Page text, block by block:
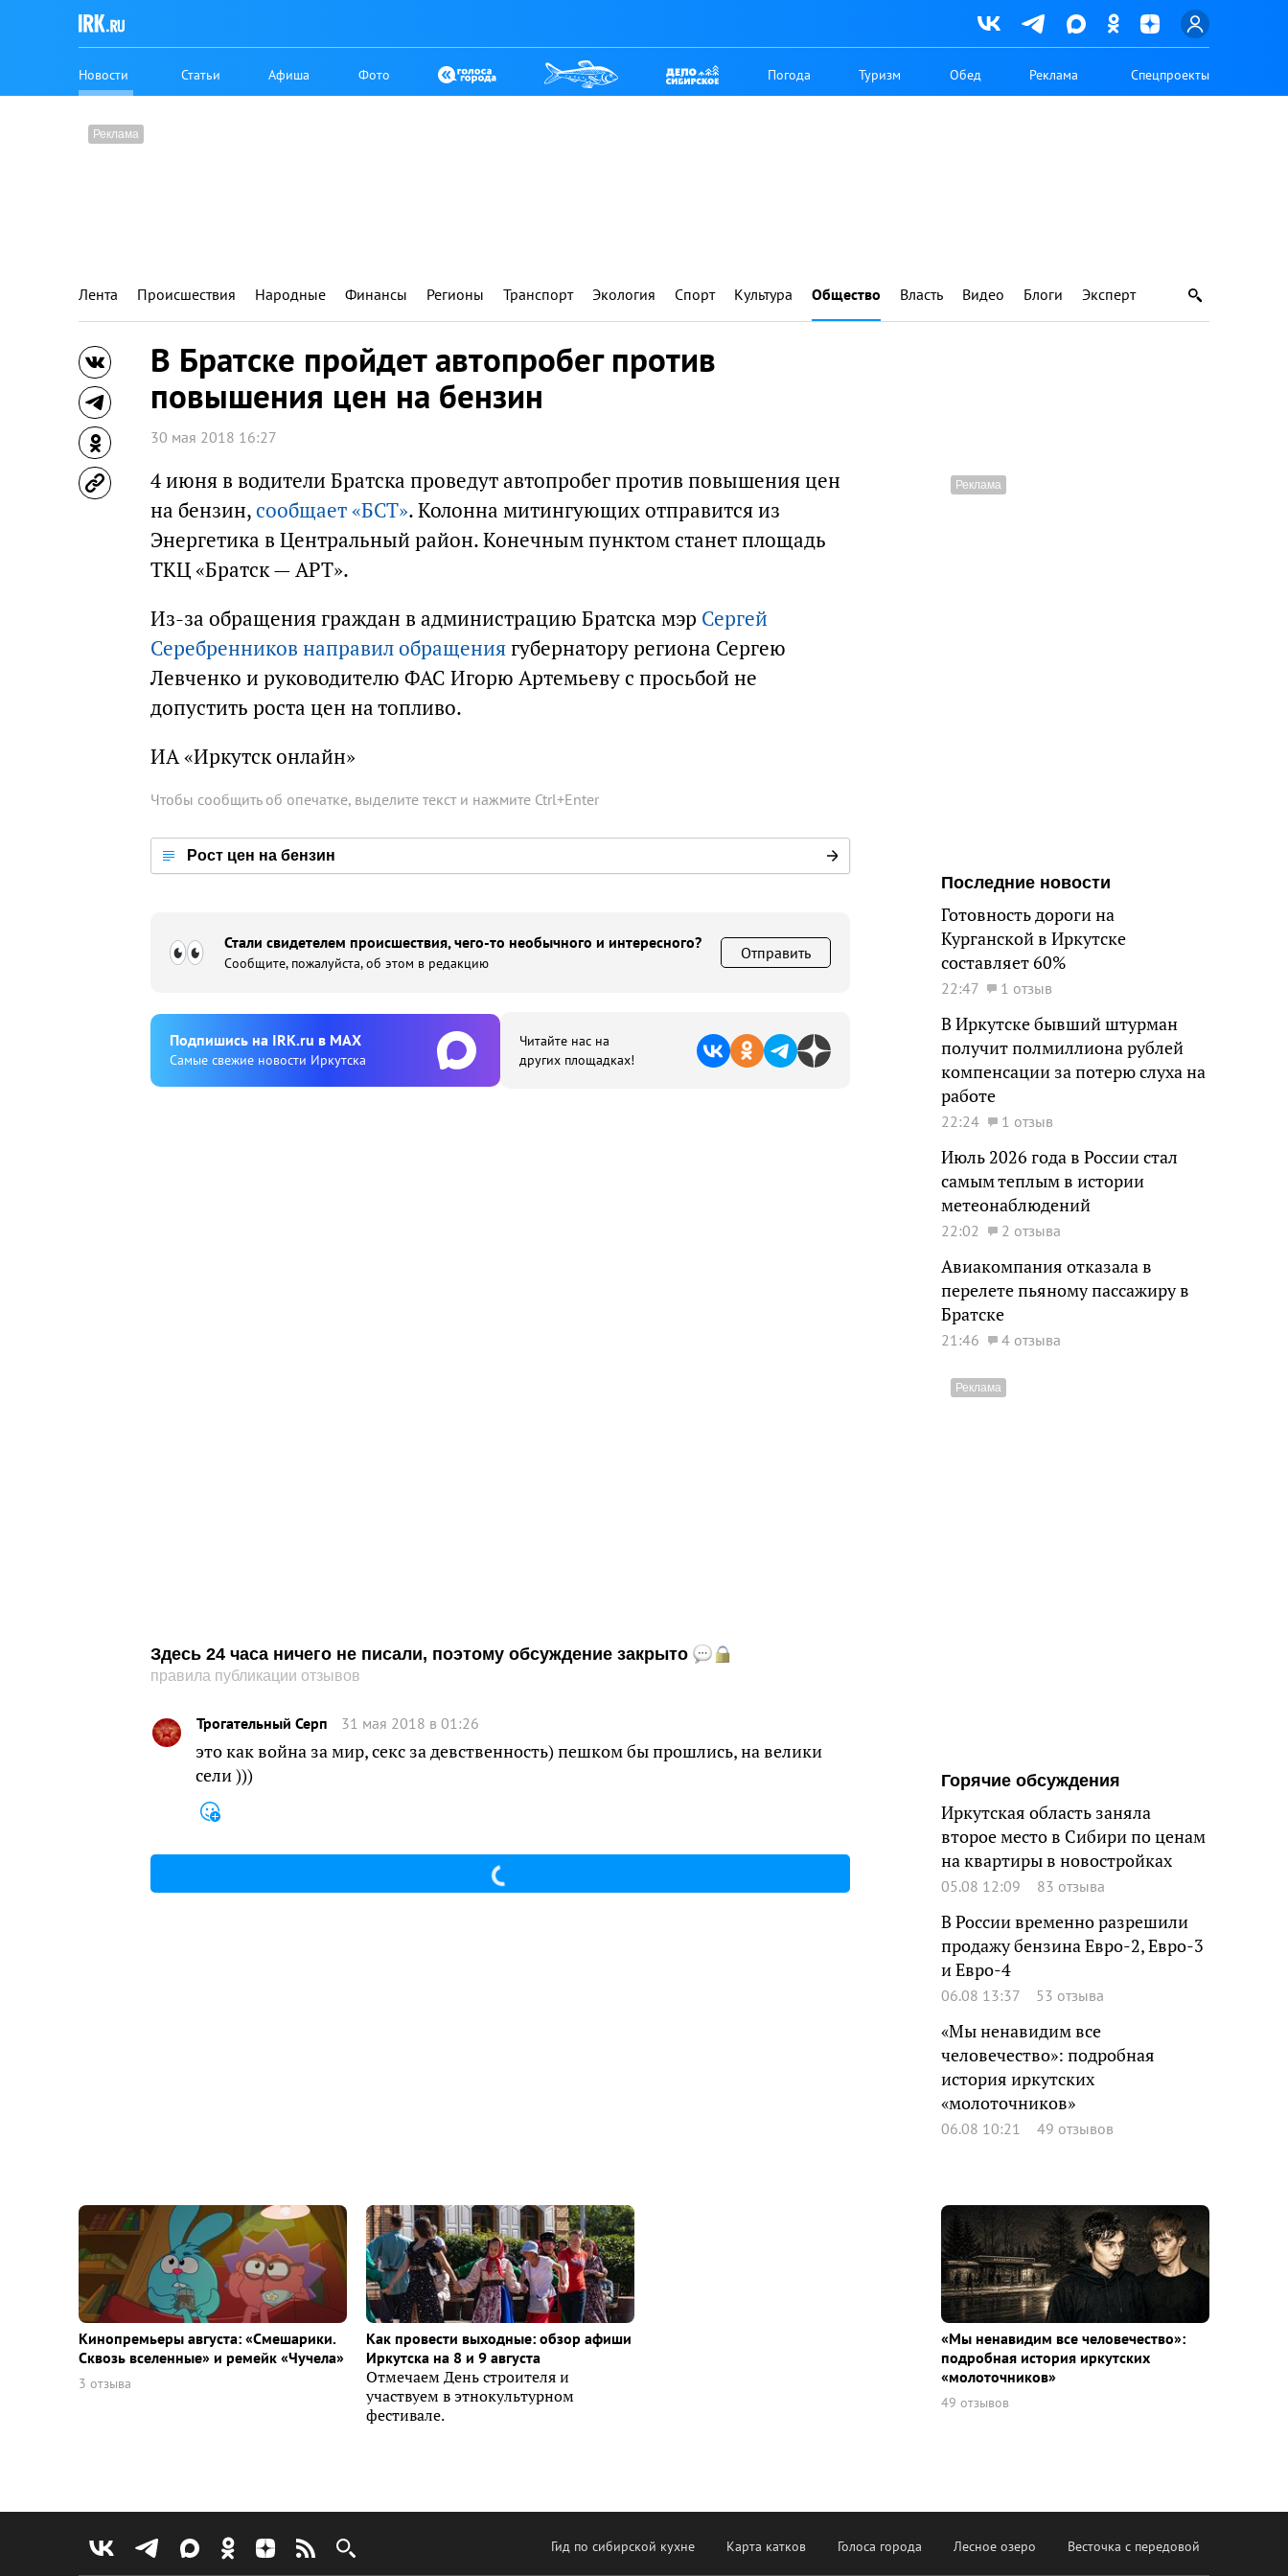
Новости Статьи Афиша Фото Погода Туризм Обед Реклама Спецпроекты
Лента Происшествия Народные Финансы Регионы Транспорт Экология Спорт Культура Общество Власть Видео Блоги Эксперт
В Братске пройдет автопробег против
повышения цен на бензин
30 мая 2018 16:27
4 июня в водители Братска проведут автопробег против повышения цен
на бензин,сообщает «БСТ». Колонна митингующих отправится из
Энергетика в Центральный район. Конечным пунктом станет площадь
ТКЦ «Братск — АРТ».
Из-за обращения граждан в администрацию Братска мэр Сергей
Серебренников направил обращениягубернатору региона Сергею
Левченко и руководителю ФАС Игорю Артемьеву с просьбой не
допустить роста цен на топливо.
ИА «Иркутск онлайн»
Чтобы сообщить об опечатке, выделите текст и нажмите Ctrl+Enter
Рост цен на бензин
Стали свидетелем происшествия, чего-то необычного и интересного?
Сообщите, пожалуйста, об этом в редакцию
Отправить
Подпишиcь на IRK.ru в MAX
Cамые свежие новости Иркутска
Читайте нас на
других площадках!
Здесь 24 часа ничего не писали, поэтому обсуждение закрыто
правила публикации отзывов
Трогательный Серп 31 мая 2018 в 01:26
это как война за мир, секс за девственность) пешком бы прошлись, на велики
сели )))
Последние новости
Готовность дороги на
Курганской в Иркутске
составляет 60%
22:47 1 отзыв
В Иркутске бывший штурман
получит полмиллиона рублей
компенсации за потерю слуха на
работе
22:24 1 отзыв
Июль 2026 года в России стал
самым теплым в истории
метеонаблюдений
22:02 2 отзыва
Авиакомпания отказала в
перелете пьяному пассажиру в
Братске
21:46 4 отзыва
Горячие обсуждения
Иркутская область заняла
второе место в Сибири по ценам
на квартиры в новостройках
05.08 12:09 83 отзыва
В России временно разрешили
продажу бензина Евро-2, Евро-3
и Евро-4
06.08 13:37 53 отзыва
«Мы ненавидим все
человечество»: подробная
история иркутских
«молоточников»
06.08 10:21 49 отзывов
Кинопремьеры августа: «Смешарики.
Сквозь вселенные» и ремейк «Чучела»
3 отзыва
Как провести выходные: обзор афиши
Иркутска на 8 и 9 августа
Отмечаем День строителя и
участвуем в этнокультурном
фестивале.
«Мы ненавидим все человечество»:
подробная история иркутских
«молоточников»
49 отзывов
Гид по сибирской кухне Карта катков Голоса города Лесное озеро Весточка с передовой